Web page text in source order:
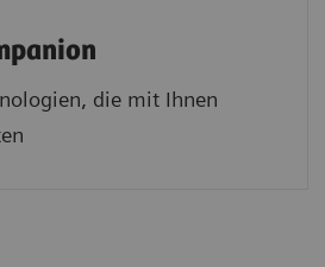
die mit Ihnen